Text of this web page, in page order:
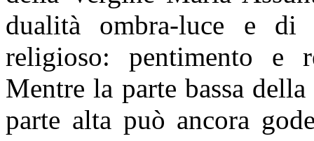
dualità ombra-luce e di
religioso: pentimento e
Mentre la parte bassa
parte alta può ancora